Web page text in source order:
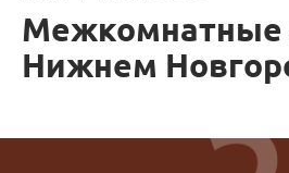
Межкомнатные
Нижнем